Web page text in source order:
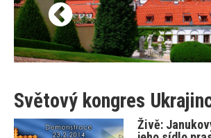
Světový kongres
Živě: